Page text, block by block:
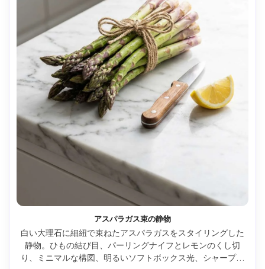
アスパラガス束の静物
白い大理石に細紐で束ねたアスパラガスをスタイリングした
静物。ひもの結び目、パーリングナイフとレモンのくし切
り、ミニマルな構図、明るいソフトボックス光、シャープな